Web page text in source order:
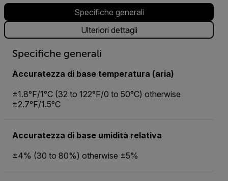
Specifiche generali
Ulteriori dettagli
Specifiche generali
Accuratezza di base temperatura (aria)
±1.8°F/1°C (32 to 122°F/0 to 50°C) otherwise
±2.7°F/1.5°C
Accuratezza di base umidità relativa
±4% (30 to 80%) otherwise ±5%